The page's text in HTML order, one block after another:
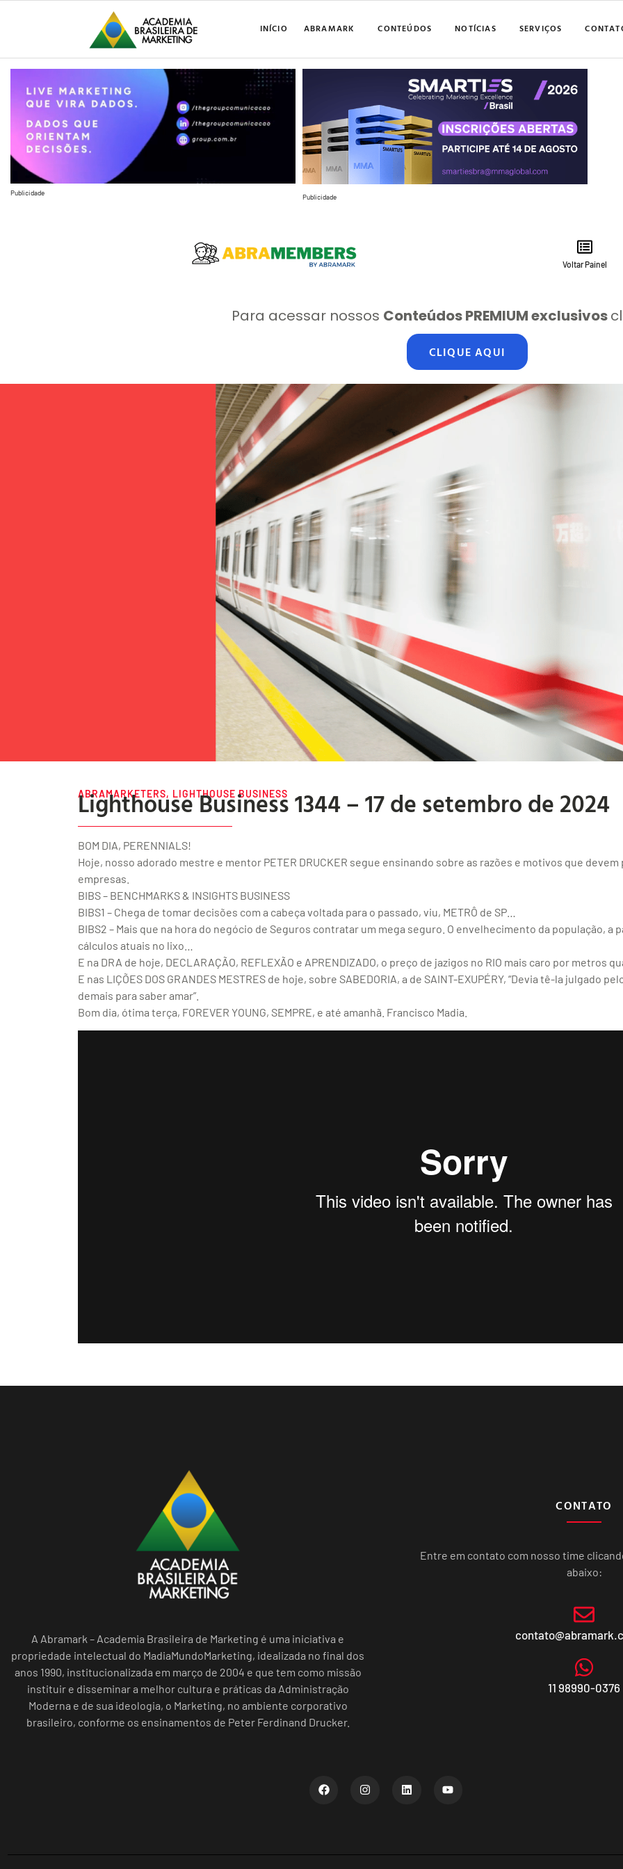
INÍCIO ABRAMARK CONTEÚDOS NOTÍCIAS SERVIÇOS
Publicidade Publicidade
Voltar Painel
Para acessar nossos Conteúdos PREMIUM exclusivos
CLIQUE AQUI
ABRAMARKETERS, LIGHTHOUSE BUSINESS
Lighthouse Business 1344 – 17 de setembro de 2024
BOM DIA, PERENNIALS!
Hoje, nosso adorado mestre e mentor PETER DRUCKER segue ensinando sobre as razões e motivos que
empresas.
BIBS – BENCHMARKS & INSIGHTS BUSINESS
BIBS1 – Chega de tomar decisões com a cabeça voltada para o passado, viu, METRÔ de SP…
BIBS2 – Mais que na hora do negócio de Seguros contratar um mega seguro. O envelhecimento da população, a
cálculos atuais no lixo…
E na DRA de hoje, DECLARAÇÃO, REFLEXÃO e APRENDIZADO, o preço de jazigos no RIO mais caro por metros
E nas LIÇÕES DOS GRANDES MESTRES de hoje, sobre SABEDORIA, a de SAINT-EXUPÉRY, “Devia tê-la julgado
demais para saber amar”.
Bom dia, ótima terça, FOREVER YOUNG, SEMPRE, e até amanhã. Francisco Madia.
A Abramark – Academia Brasileira de Marketing é uma iniciativa e
propriedade intelectual do MadiaMundoMarketing, idealizada no final dos
anos 1990, institucionalizada em março de 2004 e que tem como missão
instituir e disseminar a melhor cultura e práticas da Administração
Moderna e de sua ideologia, o Marketing, no ambiente corporativo
brasileiro, conforme os ensinamentos de Peter Ferdinand Drucker.
CONTATO
Entre em contato com nosso time
abaixo:
11 98990-0376